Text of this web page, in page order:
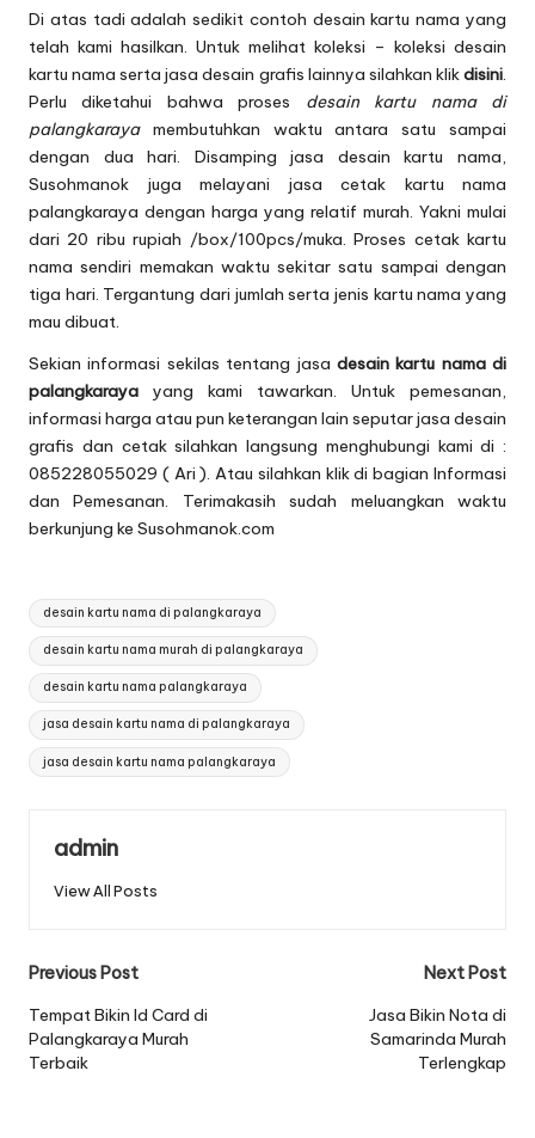
Di atas tadi adalah sedikit contoh desain kartu nama yang
telah kami hasilkan. Untuk melihat koleksi – koleksi desain
kartu nama serta jasa desain grafis lainnya silahkan klikdisini.
Perlu diketahui bahwa proses desain kartu nama di
palangkarayamembutuhkan waktu antara satu sampai
dengan dua hari. Disamping jasa desain kartu nama,
Susohmanok juga melayani jasa cetak kartu nama
palangkaraya dengan harga yang relatif murah. Yakni mulai
dari 20 ribu rupiah /box/100pcs/muka. Proses cetak kartu
nama sendiri memakan waktu sekitar satu sampai dengan
tiga hari. Tergantung dari jumlah serta jenis kartu nama yang
mau dibuat.
Sekian informasi sekilas tentang jasa desain kartu nama di
palangkaraya yang kami tawarkan. Untuk pemesanan,
informasi harga atau pun keterangan lain seputar jasa desain
grafis dan cetak silahkan langsung menghubungi kami di :
085228055029 ( Ari ). Atau silahkan klik di bagian Informasi
dan Pemesanan. Terimakasih sudah meluangkan waktu
berkunjung ke Susohmanok.com
Tags:
desain kartu nama di palangkaraya
desain kartu nama murah di palangkaraya
desain kartu nama palangkaraya
jasa desain kartu nama di palangkaraya
jasa desain kartu nama palangkaraya
admin
View All Posts
Post
navigation
Previous Post
Tempat Bikin Id Card di
Palangkaraya Murah
Terbaik
Next Post
Jasa Bikin Nota di
Samarinda Murah
Terlengkap